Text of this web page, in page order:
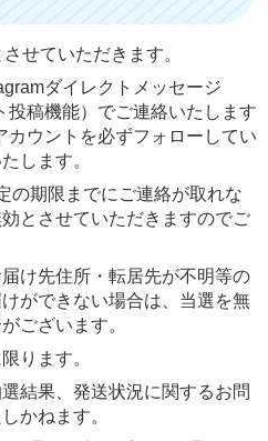
せていただきます。
ダイレクトメッセージ
投稿機能）でご連絡いたします
カウントを必ずフォローしてい
します。
の期限までにご連絡が取れな
とさせていただきますのでご
け先住所・転居先が不明等の
ができない場合は、当選を無
ございます。
ります。
結果、発送状況に関するお問
かねます。